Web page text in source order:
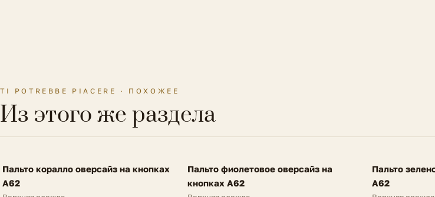
TI POTREBBE PIACERE · ПОХОЖЕЕ
Из этого же раздела
SALE
FV
Пальто коралло оверсайз на кнопках
A62
SALE
FV
Пальто фиолетовое оверсайз на
кнопках A62
SALE
FV
Пальто
A62